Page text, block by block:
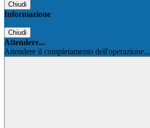
Chiudi
Informazione
Chiudi
Attendere...
Attendere il completamento dell'operazione...